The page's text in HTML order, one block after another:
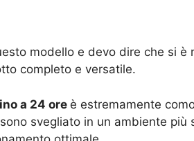
modello e devo dire che si
completo e versatile.
a 24 ore è estremamente
svegliato in un ambiente